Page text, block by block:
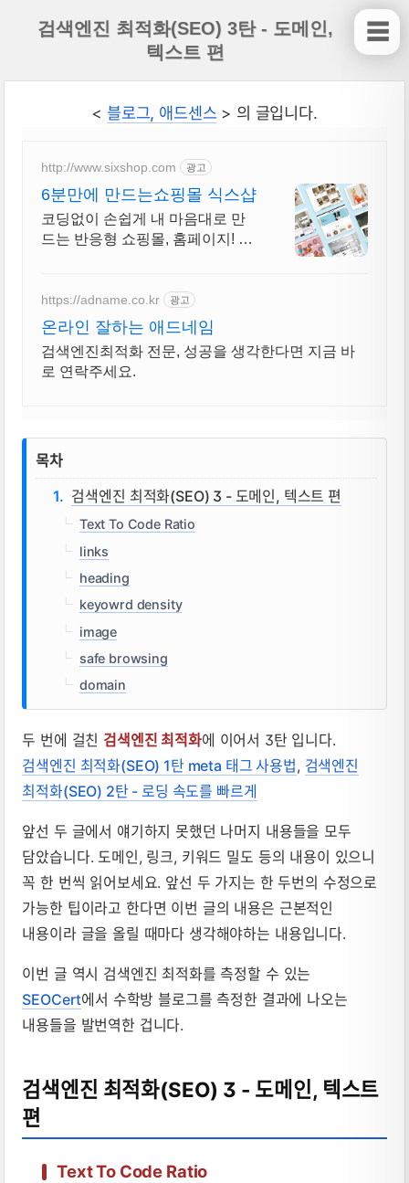
검색엔진 최적화(SEO) 3탄 - 도메인,
텍스트 편
< 블로그, 애드센스> 의 글입니다.
http://www.sixshop.com 광고
6분만에 만드는쇼핑몰 식스샵
코딩없이 손쉽게 내 마음대로 만
드는 반응형 쇼핑몰, 홈페이지! 무
https://adname.co.kr 광고
온라인 잘하는 애드네임
검색엔진최적화 전문, 성공을 생각한다면 지금 바
로 연락주세요.
목차
검색엔진 최적화(SEO) 3 - 도메인, 텍스트 편
Text To Code Ratio
links
heading
keyowrd density
image
safe browsing
domain
두 번에 걸친 검색엔진 최적화에 이어서 3탄 입니다.
검색엔진 최적화(SEO) 1탄 meta 태그 사용법, 검색엔진
최적화(SEO) 2탄 - 로딩 속도를 빠르게
앞선 두 글에서 얘기하지 못했던 나머지 내용들을 모두
담았습니다. 도메인, 링크, 키워드 밀도 등의 내용이 있으니
꼭 한 번씩 읽어보세요. 앞선 두 가지는 한 두번의 수정으로
가능한 팁이라고 한다면 이번 글의 내용은 근본적인
내용이라 글을 올릴 때마다 생각해야하는 내용입니다.
이번 글 역시 검색엔진 최적화를 측정할 수 있는
SEOCert에서 수학방 블로그를 측정한 결과에 나오는
내용들을 발번역한 겁니다.
검색엔진 최적화(SEO) 3 - 도메인, 텍스트
편
Text To Code Ratio
☰